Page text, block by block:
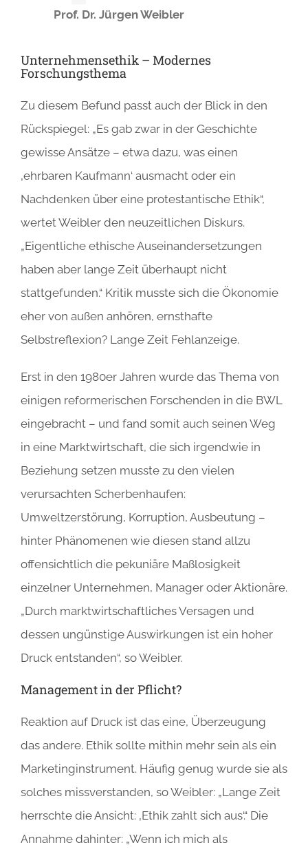
Prof. Dr. Jürgen Weibler
Unternehmensethik – Modernes
Forschungsthema
Zu diesem Befund passt auch der Blick in den
Rückspiegel: „Es gab zwar in der Geschichte
gewisse Ansätze – etwa dazu, was einen
‚ehrbaren Kaufmann‘ ausmacht oder ein
Nachdenken über eine protestantische Ethik“,
wertet Weibler den neuzeitlichen Diskurs.
„Eigentliche ethische Auseinandersetzungen
haben aber lange Zeit überhaupt nicht
stattgefunden.“ Kritik musste sich die Ökonomie
eher von außen anhören, ernsthafte
Selbstreflexion? Lange Zeit Fehlanzeige.
Erst in den 1980er Jahren wurde das Thema von
einigen reformerischen Forschenden in die BWL
eingebracht – und fand somit auch seinen Weg
in eine Marktwirtschaft, die sich irgendwie in
Beziehung setzen musste zu den vielen
verursachten Scherbenhaufen:
Umweltzerstörung, Korruption, Ausbeutung –
hinter Phänomenen wie diesen stand allzu
offensichtlich die pekuniäre Maßlosigkeit
einzelner Unternehmen, Manager oder Aktionäre.
„Durch marktwirtschaftliches Versagen und
dessen ungünstige Auswirkungen ist ein hoher
Druck entstanden“, so Weibler.
Management in der Pflicht?
Reaktion auf Druck ist das eine, Überzeugung
das andere. Ethik sollte mithin mehr sein als ein
Marketinginstrument. Häufig genug wurde sie als
solches missverstanden, so Weibler: „Lange Zeit
herrschte die Ansicht: ‚Ethik zahlt sich aus‘.“ Die
Annahme dahinter: „Wenn ich mich als